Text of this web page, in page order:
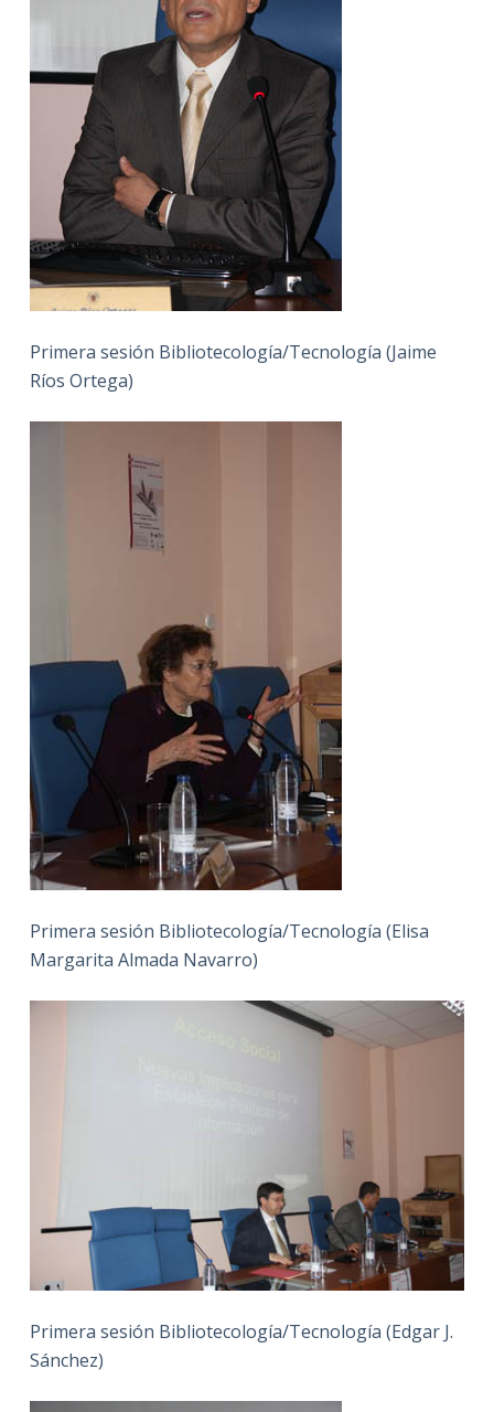
Primera sesión Bibliotecología/Tecnología (Jaime
Ríos Ortega)
Primera sesión Bibliotecología/Tecnología (Elisa
Margarita Almada Navarro)
Primera sesión Bibliotecología/Tecnología (Edgar J.
Sánchez)